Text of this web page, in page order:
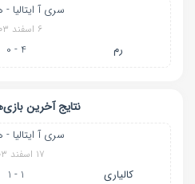
سری آ ایتالیا -
۶ اسفند ۱۴۰۳
رم 4 - 0
نتایج آخرین
سری آ ایتالیا -
۱۷ اسفند ۱۴۰۳
کالیاری 1 - 1